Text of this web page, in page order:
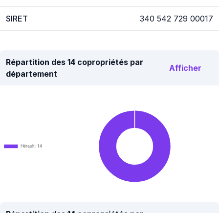
SIRET 340 542 729 00017
Répartition des 14 copropriétés par
département
Afficher
Hérault : 14